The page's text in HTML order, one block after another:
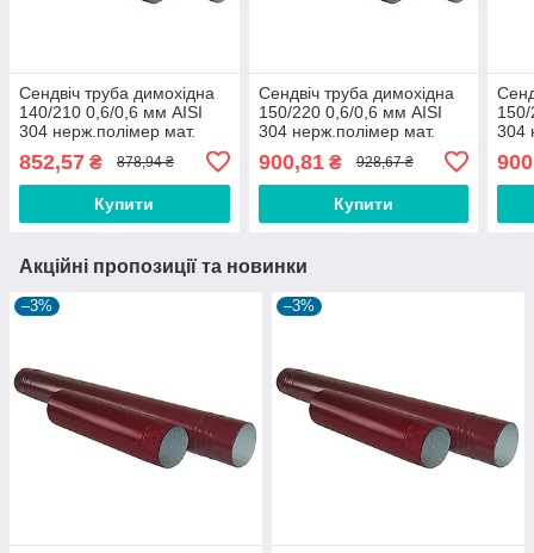
Сендвіч труба димохідна
140/210 0,6/0,6 мм AISI
304 нерж.полімер мат.
852,57 ₴ 878,94 ₴
Купити
Сендвіч труба димохідна
150/220 0,6/0,6 мм AISI
304 нерж.полімер мат.
900,81₴ 928,67 ₴
Купити
304
Акційні пропозиції та новинки
–3% –3%